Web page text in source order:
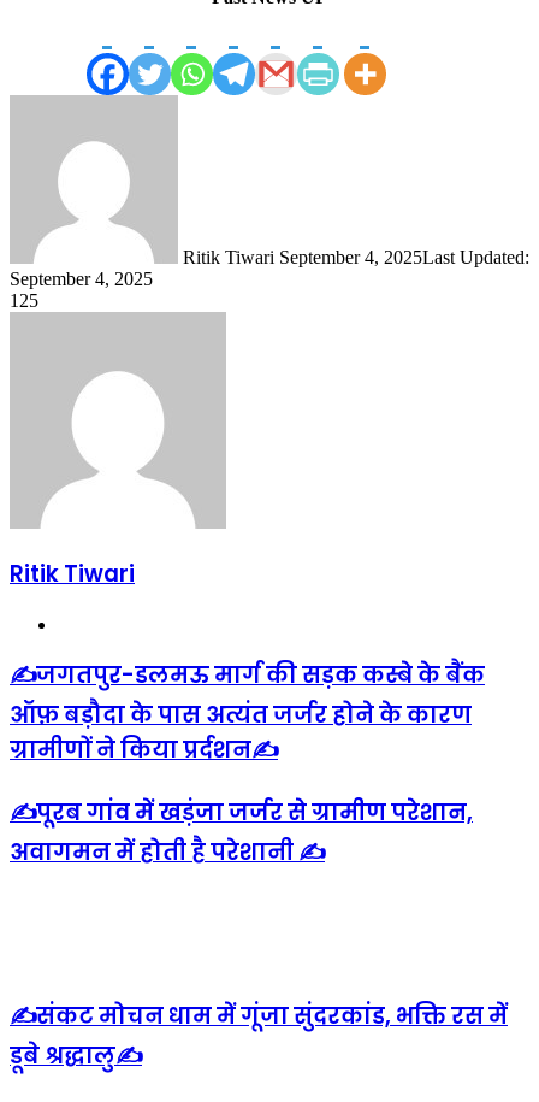
Ritik Tiwari September 4, 2025Last Updated:
September 4, 2025
125
Ritik Tiwari
✍️जगतपुर-डलमऊ मार्ग की सड़क कस्बे के बैंक
ऑफ़ बड़ौदा के पास अत्यंत जर्जर होने के कारण
ग्रामीणों ने किया प्रर्दशन✍️
✍️पूरब गांव में खड़ंजा जर्जर से ग्रामीण परेशान,
अवागमन में होती है परेशानी ✍️
✍️संकट मोचन धाम में गूंजा सुंदरकांड, भक्ति रस में
डूबे श्रद्धालु✍️